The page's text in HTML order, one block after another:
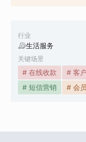
行业
生活服务
关键场景
# 在线收款 # 客
# 短信营销
# 会